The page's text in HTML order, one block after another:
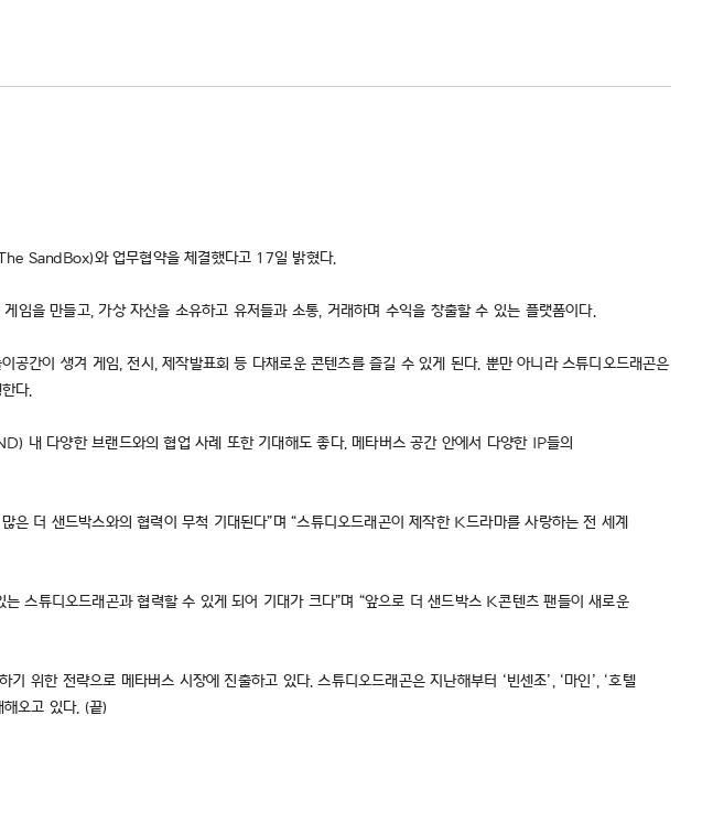
SandBox)와 업무협약을 체결했다고 17일 밝혔다.
임을 만들고, 가상 자산을 소유하고 유저들과 소통, 거래하며 수익을 창출할 수 있는 플랫폼이다.
간이 생겨 게임, 전시, 제작발표회 등 다채로운 콘텐츠를 즐길 수 있게 된다. 뿐만 아니라 스튜디오드래곤은
다.
내 다양한 브랜드와의 협업 사례 또한 기대해도 좋다. 메타버스 공간 안에서 다양한 IP들의
더 샌드박스와의 협력이 무척 기대된다”며 “스튜디오드래곤이 제작한 K드라마를 사랑하는 전 세계
스튜디오드래곤과 협력할 수 있게 되어 기대가 크다”며 “앞으로 더 샌드박스 K콘텐츠 팬들이 새로운
위한 전략으로 메타버스 시장에 진출하고 있다. 스튜디오드래곤은 지난해부터 ‘빈센조’, ‘마인’, ‘호텔
오고 있다. (끝)